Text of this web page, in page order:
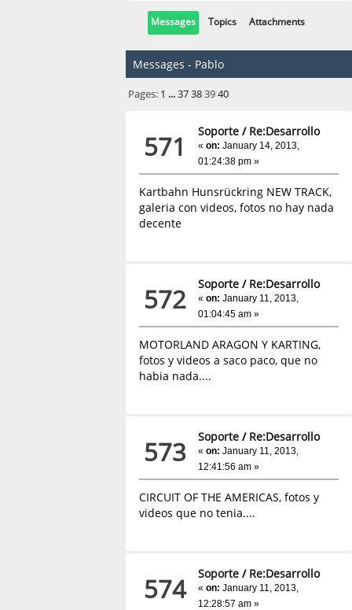
Messages Topics Attachments
Messages - Pablo
Pages: 1 ...37 38 39 40
571 Soporte / Re:Desarrollo
«on: January 14, 2013,
01:24:38 pm »
Kartbahn Hunsrückring NEW TRACK,
galeria con videos, fotos no hay nada
decente
572 Soporte / Re:Desarrollo
«on: January 11, 2013,
01:04:45 am »
MOTORLAND ARAGON Y KARTING,
fotos y videos a saco paco, que no
habia nada....
573 Soporte / Re:Desarrollo
«on: January 11, 2013,
12:41:56 am »
CIRCUIT OF THE AMERICAS, fotos y
videos que no tenia....
574 Soporte / Re:Desarrollo
«on: January 11, 2013,
12:28:57 am »